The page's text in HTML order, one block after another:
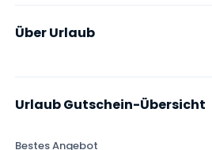
Über Urlaub
Urlaub Gutschein-Übersicht
Bestes Angebot